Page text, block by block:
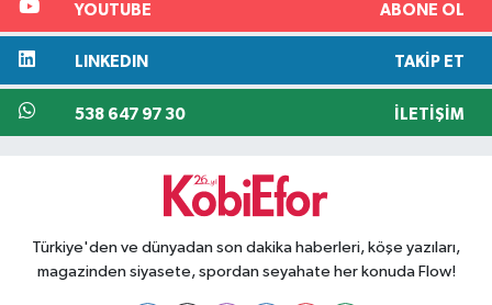
YOUTUBE ABONE OL
LINKEDIN TAKIP ET
538 647 97 30 İLETIŞIM
Türkiye'den ve dünyadan son dakika haberleri, köşe yazıları,
magazinden siyasete, spordan seyahate her konuda Flow!